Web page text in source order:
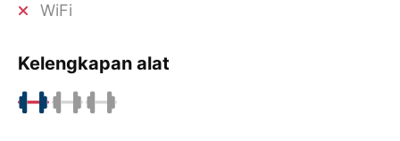
WiFi
Kelengkapan alat